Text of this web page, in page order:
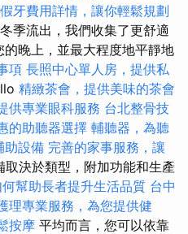
假牙費用詳情，讓你輕鬆規劃
季流出，我們收集了更舒適
晚上，並最大程度地平靜地
項 長照中心單人房，提供私
精緻茶會，提供美味的茶會
供專業眼科服務 台北整骨技
的助聽器選擇 輔聽器，為聽
助設備 完善的家事服務，讓
決於類型，附加功能和生產
幫助長者提升生活品質 台中
理專業服務，為您提供健
按摩 平均而言，您可以依靠